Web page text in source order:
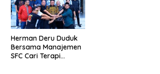
Herman Deru Duduk
Bersama Manajemen
SFC Cari Terapi